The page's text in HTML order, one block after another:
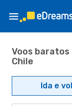
Voos baratos
Chile
Ida e